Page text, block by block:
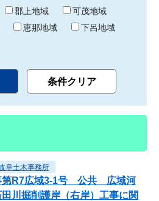
郡上地域
可茂地域
恵那地域
下呂地域
阜土木事務所
第R7広域3-1号 公共 広域河
川掘削護岸（右岸）工事に関